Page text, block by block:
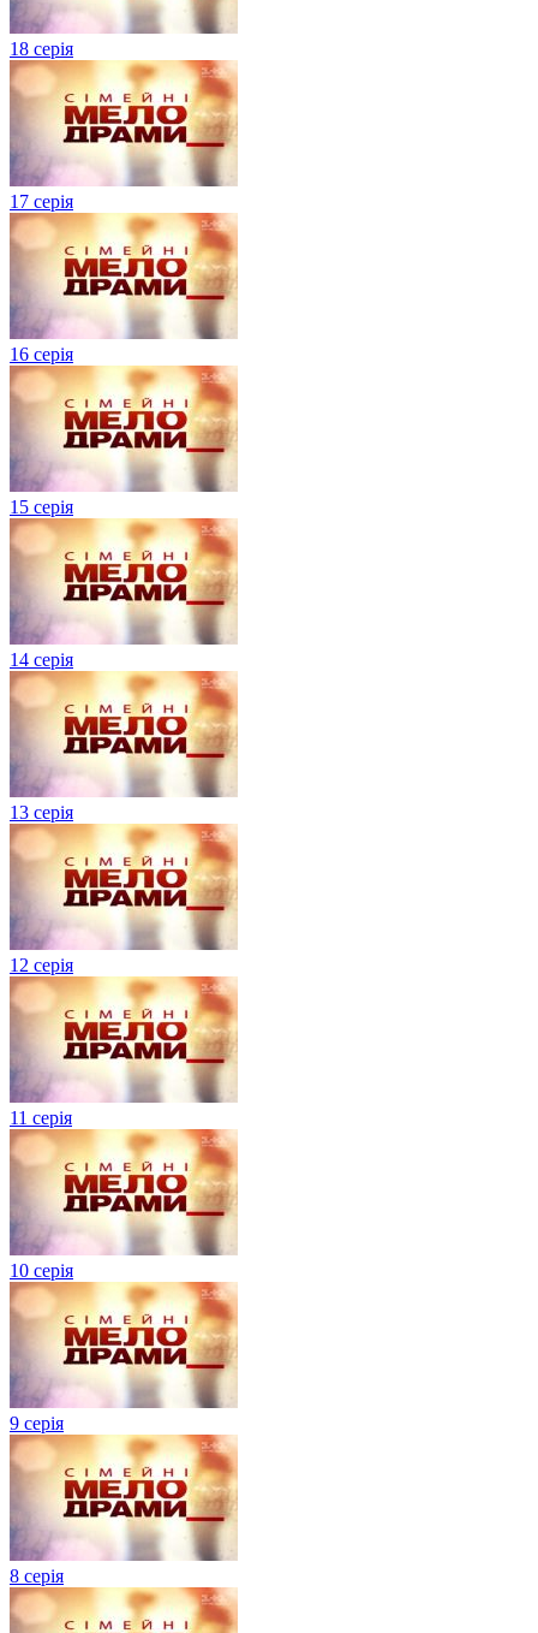
18 серія
17 серія
16 серія
15 серія
14 серія
13 серія
12 серія
11 серія
10 серія
9 серія
8 серія